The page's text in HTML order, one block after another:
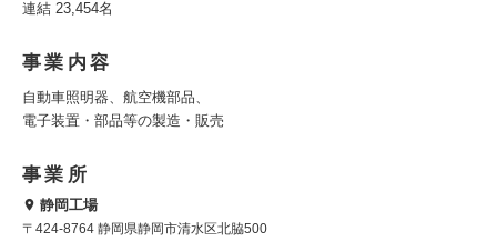
連結 23,454名
事業内容
自動車照明器、航空機部品、
電子装置・部品等の製造・販売
事業所
静岡工場
〒424-8764 静岡県静岡市清水区北脇500